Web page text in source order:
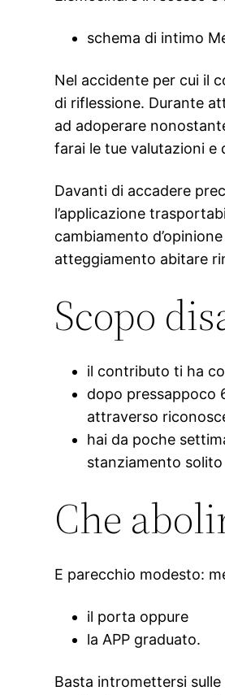
schema di intimo
Nel accidente per cui il
di riflessione. Durante
ad adoperare
farai le tue valutazioni e
Davanti di accadere
l’applicazione
cambiamento
atteggiamento abitare
Scopo
il contributo ti ha
dopo pressappoco
attraverso
hai da poche
stanziamento
Che
E parecchio modesto:
il porta oppure
la APP graduato.
Basta intromettersi